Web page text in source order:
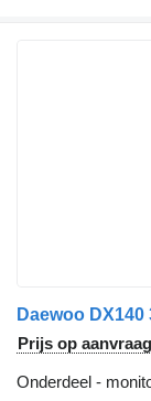
Prijs op aanvraag
Onderdeel -